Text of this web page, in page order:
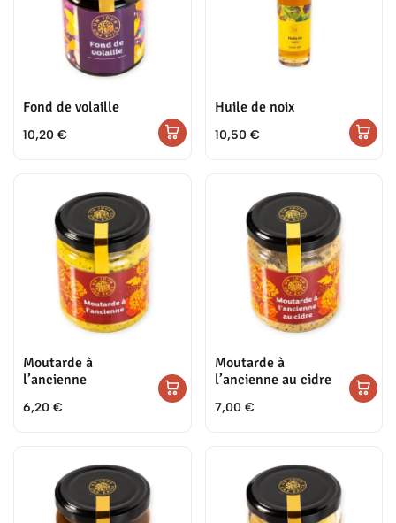
Fond de volaille
10,20 €
Huile de noix
10,50 €
Moutarde à
l’ancienne
6,20 €
Moutarde à
l’ancienne au cidre
7,00 €